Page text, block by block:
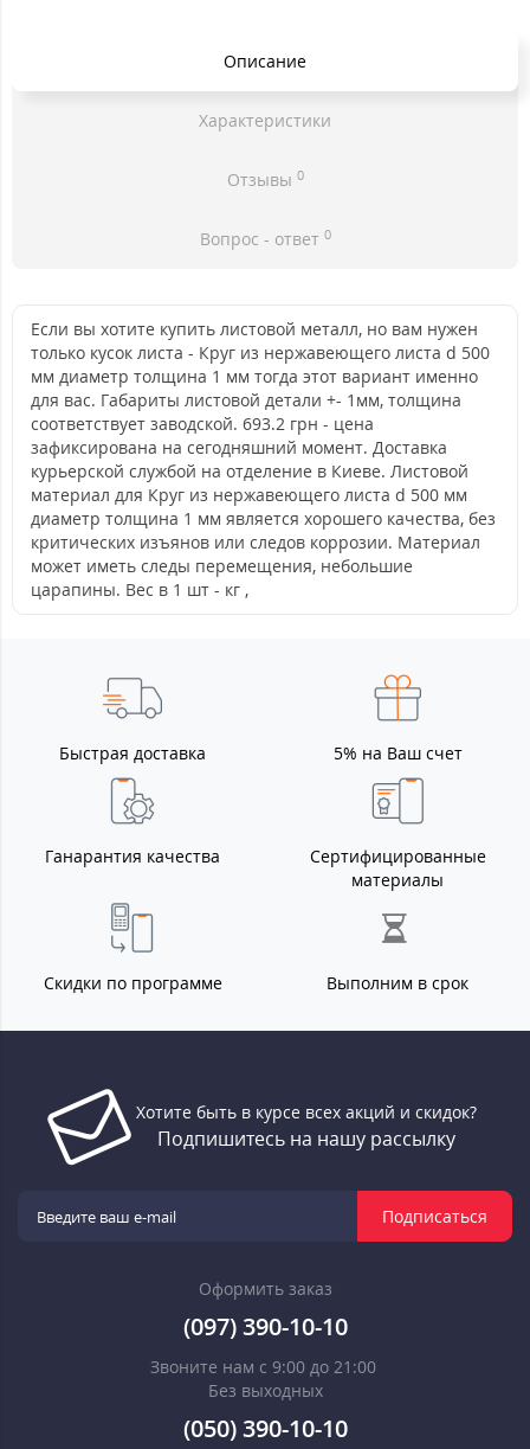
Описание
Характеристики
Отзывы 0
Вопрос - ответ 0
Если вы хотите купить листовой металл, но вам нужен
только кусок листа - Круг из нержавеющего листа d 500
мм диаметр толщина 1 мм тогда этот вариант именно
для вас. Габариты листовой детали +- 1мм, толщина
соответствует заводской. 693.2 грн - цена
зафиксирована на сегодняшний момент. Доставка
курьерской службой на отделение в Киеве. Листовой
материал для Круг из нержавеющего листа d 500 мм
диаметр толщина 1 мм является хорошего качества, без
критических изъянов или следов коррозии. Материал
может иметь следы перемещения, небольшие
царапины. Вес в 1 шт - кг ,
Быстрая доставка 5% на Ваш счет
Ганарантия качества
Сертифицированные
материалы
Скидки по программе Выполним в срок
Хотите быть в курсе всех акций и скидок?
Подпишитесь на нашу рассылку
Подписаться
Оформить заказ
(097) 390-10-10
Звоните нам с 9:00 до 21:00
Без выходных
(050) 390-10-10